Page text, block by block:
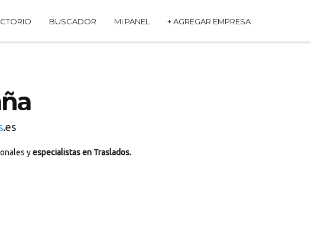
BUSCADOR MI PANEL + AGREGAR EMPRESA
.es
yespecialistas en Traslados.